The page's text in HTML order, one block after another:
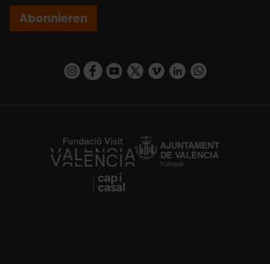
Abonnieren
https://www.instagram.com/visit_valencia/
https://www.facebook.com/
https://www.youtube.com/user/
https://twitter.com/_VivaValencia
https://vimeo.com/
https://www.linkedin.com/company/turismo-valencia/https://api.whatsapp.com/send/
https://fundacion.visitvalencia.com/